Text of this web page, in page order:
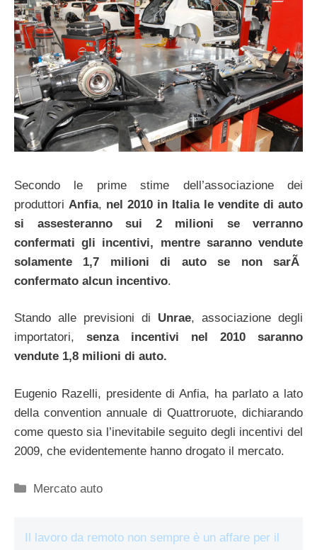
Secondo le prime stime dell’associazione dei
produttori Anfia, nel 2010 in Italia le vendite di auto
si assesteranno sui 2 milioni se verranno
confermati gli incentivi, mentre saranno vendute
solamente 1,7 milioni di auto se non sarÃ
confermato alcun incentivo.
Stando alle previsioni di Unrae, associazione degli
importatori, senza incentivi nel 2010 saranno
vendute 1,8 milioni di auto.
Eugenio Razelli, presidente di Anfia, ha parlato a lato
della convention annuale di Quattroruote, dichiarando
come questo sia l’inevitabile seguito degli incentivi del
2009, che evidentemente hanno drogato il mercato.
Categorie
Mercato auto
Il lavoro da remoto non sempre è un affare per il